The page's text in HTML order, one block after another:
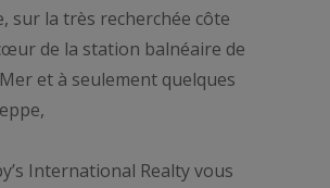
sur la très recherchée côte
de la station balnéaire de
et à seulement quelques
International Realty vous